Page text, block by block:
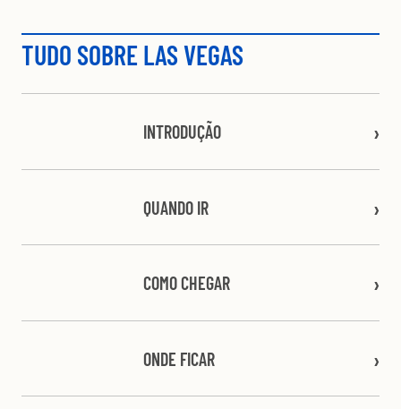
TUDO SOBRE LAS VEGAS
INTRODUÇÃO
QUANDO IR
COMO CHEGAR
ONDE FICAR